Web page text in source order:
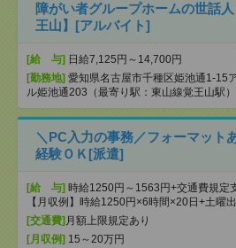
障がい者グループホームの世話
王山】[アルバイト]
[給 与] 日給7,125円～14,700円
[勤務地] 愛知県名古屋市千種区姫池通1-15
ル姫池通203（最寄り駅：東山線覚王山駅）
＼PC入力の事務／フォーマット
経験ＯＫ[派遣]
[給 与] 時給1250円～1563円+交通費規定
【月収例】時給1250円×6時間×20日+土曜
[交通費] 月額上限規定あり
[月収例] 15～20万円